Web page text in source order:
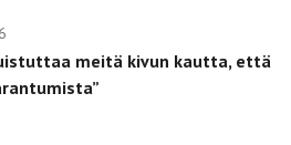
meitä kivun kautta, että